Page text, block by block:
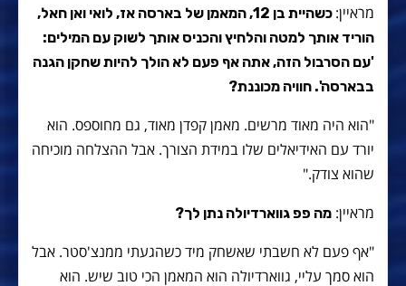
מראיין:
כשהיית בן 12, המאמן של בארסה אז, לואי ואן חאל,
הוריד אותך למטה והלחיץ והכניס אותך לשוק עם המילים:
'עם הסרבול הזה, אתה אף פעם לא הולך להיות שחקן הגנה
בבארסה'. חוויה מכוננת?
"הוא היה מאוד מרשים. מאמן קפדן מאוד, גם מחוספס. הוא
יורד עם האידיאלים שלו במידת הצורך. אבל ההצלחה מוכיחה
שהוא צודק."
מראיין: מה פפ גווארדיולה נתן לך?
"אף פעם לא חשבתי שאשחק מיד כשהגעתי ממנצ'סטר. אבל
הוא סמך עליי, גווארדיולה הוא המאמן הכי טוב שיש. הוא